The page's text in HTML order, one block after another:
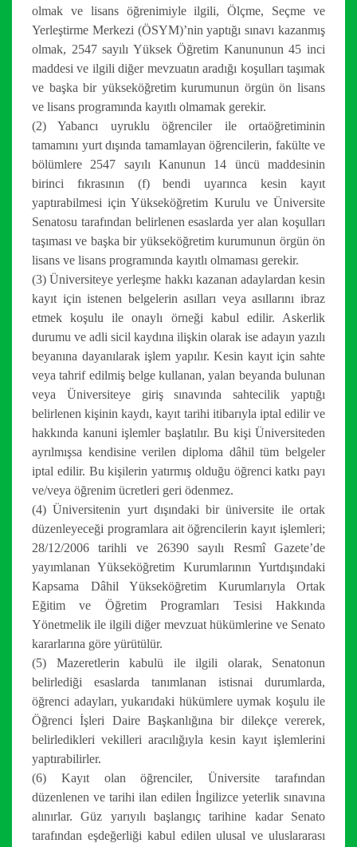
olmak ve lisans öğrenimiyle ilgili, Ölçme, Seçme ve
Yerleştirme Merkezi (ÖSYM)’nin yaptığı sınavı kazanmış
olmak, 2547 sayılı Yüksek Öğretim Kanununun 45 inci
maddesi ve ilgili diğer mevzuatın aradığı koşulları taşımak
ve başka bir yükseköğretim kurumunun örgün ön lisans
ve lisans programında kayıtlı olmamak gerekir.
(2) Yabancı uyruklu öğrenciler ile ortaöğretiminin
tamamını yurt dışında tamamlayan öğrencilerin, fakülte ve
bölümlere 2547 sayılı Kanunun 14 üncü maddesinin
birinci fıkrasının (f) bendi uyarınca kesin kayıt
yaptırabilmesi için Yükseköğretim Kurulu ve Üniversite
Senatosu tarafından belirlenen esaslarda yer alan koşulları
taşıması ve başka bir yükseköğretim kurumunun örgün ön
lisans ve lisans programında kayıtlı olmaması gerekir.
(3) Üniversiteye yerleşme hakkı kazanan adaylardan kesin
kayıt için istenen belgelerin asılları veya asıllarını ibraz
etmek koşulu ile onaylı örneği kabul edilir. Askerlik
durumu ve adli sicil kaydına ilişkin olarak ise adayın yazılı
beyanına dayanılarak işlem yapılır. Kesin kayıt için sahte
veya tahrif edilmiş belge kullanan, yalan beyanda bulunan
veya Üniversiteye giriş sınavında sahtecilik yaptığı
belirlenen kişinin kaydı, kayıt tarihi itibarıyla iptal edilir ve
hakkında kanuni işlemler başlatılır. Bu kişi Üniversiteden
ayrılmışsa kendisine verilen diploma dâhil tüm belgeler
iptal edilir. Bu kişilerin yatırmış olduğu öğrenci katkı payı
ve/veya öğrenim ücretleri geri ödenmez.
(4) Üniversitenin yurt dışındaki bir üniversite ile ortak
düzenleyeceği programlara ait öğrencilerin kayıt işlemleri;
28/12/2006 tarihli ve 26390 sayılı Resmî Gazete’de
yayımlanan Yükseköğretim Kurumlarının Yurtdışındaki
Kapsama Dâhil Yükseköğretim Kurumlarıyla Ortak
Eğitim ve Öğretim Programları Tesisi Hakkında
Yönetmelik ile ilgili diğer mevzuat hükümlerine ve Senato
kararlarına göre yürütülür.
(5) Mazeretlerin kabulü ile ilgili olarak, Senatonun
belirlediği esaslarda tanımlanan istisnai durumlarda,
öğrenci adayları, yukarıdaki hükümlere uymak koşulu ile
Öğrenci İşleri Daire Başkanlığına bir dilekçe vererek,
belirledikleri vekilleri aracılığıyla kesin kayıt işlemlerini
yaptırabilirler.
(6) Kayıt olan öğrenciler, Üniversite tarafından
düzenlenen ve tarihi ilan edilen İngilizce yeterlik sınavına
alınırlar. Güz yarıyılı başlangıç tarihine kadar Senato
tarafından eşdeğerliği kabul edilen ulusal ve uluslararası